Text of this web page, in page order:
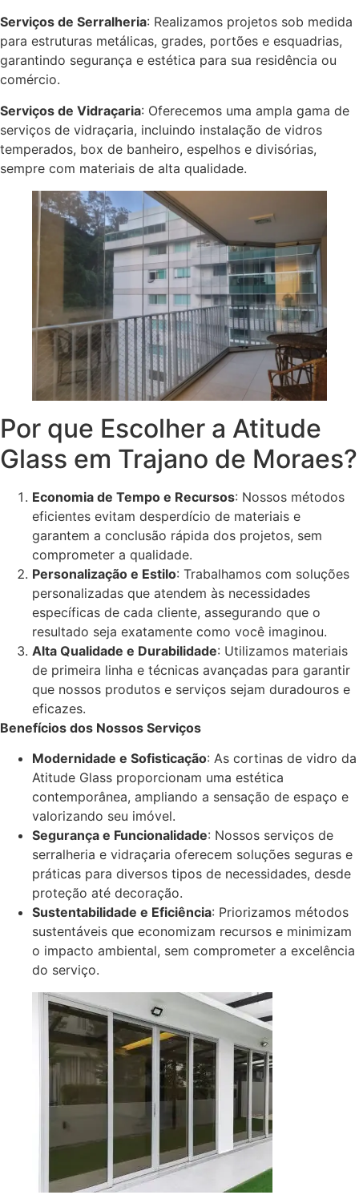
Serviços de Serralheria: Realizamos projetos sob medida
para estruturas metálicas, grades, portões e esquadrias,
garantindo segurança e estética para sua residência ou
comércio.
Serviços de Vidraçaria: Oferecemos uma ampla gama de
serviços de vidraçaria, incluindo instalação de vidros
temperados, box de banheiro, espelhos e divisórias,
sempre com materiais de alta qualidade.
Por que Escolher a Atitude
Glass em Trajano de Moraes?
Economia de Tempo e Recursos: Nossos métodos
eficientes evitam desperdício de materiais e
garantem a conclusão rápida dos projetos, sem
comprometer a qualidade.
Personalização e Estilo: Trabalhamos com soluções
personalizadas que atendem às necessidades
específicas de cada cliente, assegurando que o
resultado seja exatamente como você imaginou.
Alta Qualidade e Durabilidade: Utilizamos materiais
de primeira linha e técnicas avançadas para garantir
que nossos produtos e serviços sejam duradouros e
eficazes.
Benefícios dos Nossos Serviços
Modernidade e Sofisticação: As cortinas de vidro da
Atitude Glass proporcionam uma estética
contemporânea, ampliando a sensação de espaço e
valorizando seu imóvel.
Segurança e Funcionalidade: Nossos serviços de
serralheria e vidraçaria oferecem soluções seguras e
práticas para diversos tipos de necessidades, desde
proteção até decoração.
Sustentabilidade e Eficiência: Priorizamos métodos
sustentáveis que economizam recursos e minimizam
o impacto ambiental, sem comprometer a excelência
do serviço.